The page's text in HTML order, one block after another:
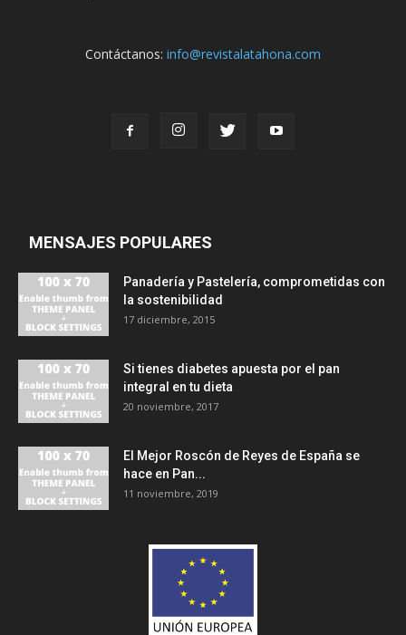
Contáctanos: info@revistalatahona.com
MENSAJES POPULARES
Panadería y Pastelería, comprometidas con
la sostenibilidad
17 diciembre, 2015
Si tienes diabetes apuesta por el pan
integral en tu dieta
20 noviembre, 2017
El Mejor Roscón de Reyes de España se
hace en Pan...
11 noviembre, 2019